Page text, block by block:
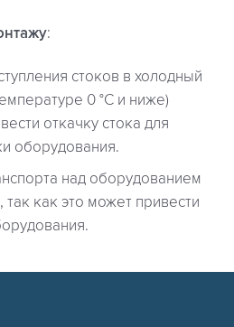
:
стоков в холодный
0 °С и ниже)
откачку стока для
оборудования.
над оборудованием
как это может привести